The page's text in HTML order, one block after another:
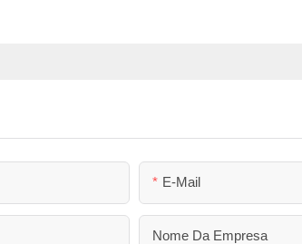
E-Mail
Nome Da Empresa